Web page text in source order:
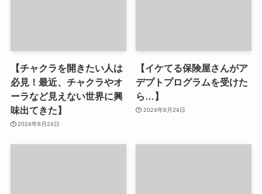
【チャクラを開きたい人は
必見！最近、チャクラやオ
ーラなど見えない世界に興
味出てきた】
2024年8月24日
【イケてる保険屋さんがア
デプトプログラムを受けた
ら…】
2024年8月24日